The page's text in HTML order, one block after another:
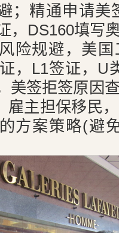
；精通申请美
，DS160填写
险规避，美
，L1签证，U
美签拒签原因
雇主担保移民
方案策略(避